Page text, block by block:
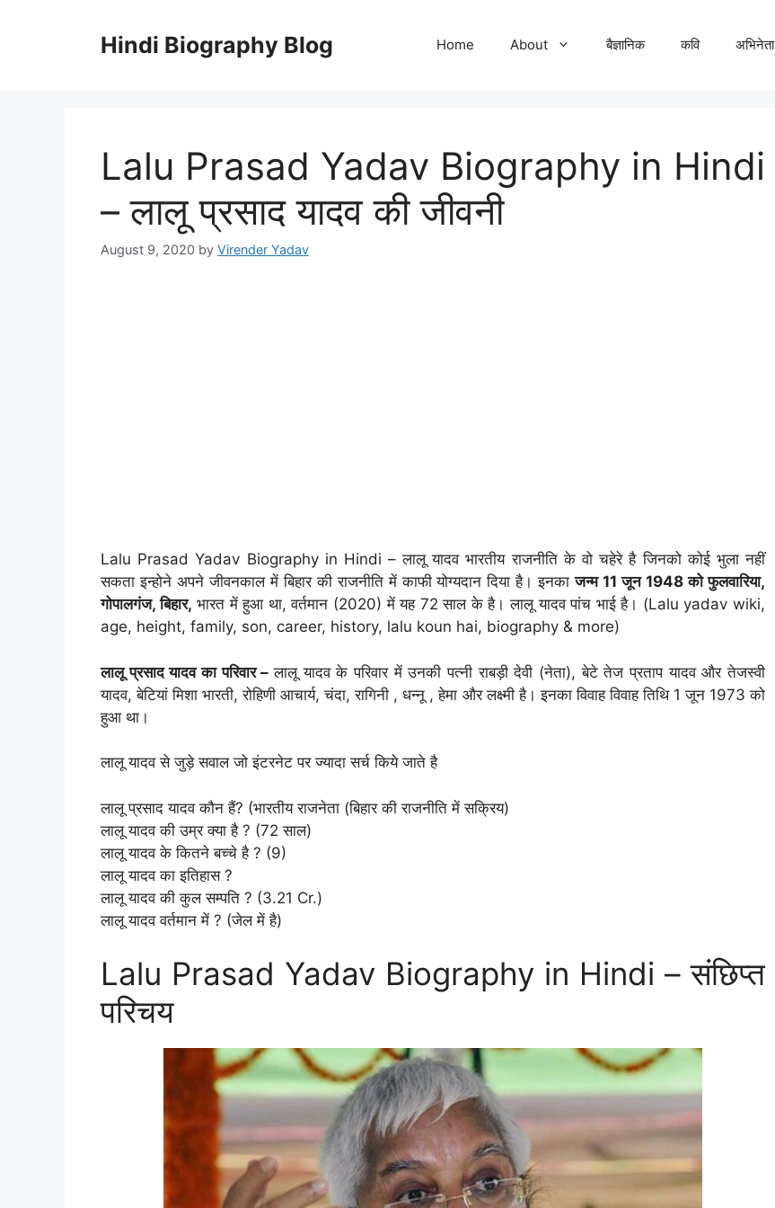
Hindi Biography Blog Home About बैज्ञानिक कवि अभिनेता
Lalu Prasad Yadav Biography in Hindi
– लालू प्रसाद यादव की जीवनी
August 9, 2020 by Virender Yadav
Lalu Prasad Yadav Biography in Hindi – लालू यादव भारतीय राजनीति के वो चहेरे है जिनको कोई भुला नहीं
सकता इन्होने अपने जीवनकाल में बिहार की राजनीति में काफी योग्यदान दिया है। इनकाजन्म 11 जून 1948 को फुलवारिया,
गोपालगंज, बिहार, भारत में हुआ था, वर्तमान (2020) में यह 72 साल के है। लालू यादव पांच भाई है। (Lalu yadav wiki,
age, height, family, son, career, history, lalu koun hai, biography & more)
लालू प्रसाद यादव का परिवार –लालू यादव के परिवार में उनकी पत्नी राबड़ी देवी (नेता), बेटे तेज प्रताप यादव और तेजस्वी
यादव, बेटियां मिशा भारती, रोहिणी आचार्य, चंदा, रागिनी , धन्नू , हेमा और लक्ष्मी है। इनका विवाह विवाह तिथि 1 जून 1973 को
हुआ था।
लालू यादव से जुड़े सवाल जो इंटरनेट पर ज्यादा सर्च किये जाते है
लालू प्रसाद यादव कौन हैं? (भारतीय राजनेता (बिहार की राजनीति में सक्रिय)
लालू यादव की उम्र क्या है ? (72 साल)
लालू यादव के कितने बच्चे है ? (9)
लालू यादव का इतिहास ?
लालू यादव की कुल सम्पति ? (3.21 Cr.)
लालू यादव वर्तमान में ? (जेल में है)
Lalu Prasad Yadav Biography in Hindi – संछिप्त
परिचय